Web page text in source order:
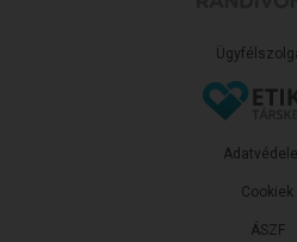
ÁSZF
Cookiek